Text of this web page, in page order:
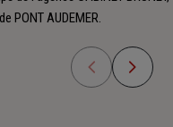
PONT AUDEMER.